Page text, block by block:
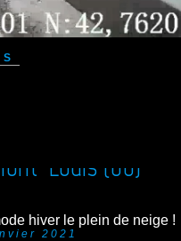
Louis (66)
2021
hiver le plein de neige !